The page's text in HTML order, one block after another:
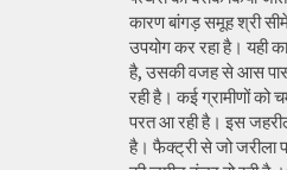
कारण बांगड़ समूह श्री
उपयोग कर रहा है। यही
है, उसकी वजह से आस
रही है। कई ग्रामीणों को
परत आ रही है। इस
है। फैक्ट्री से जो जरीला